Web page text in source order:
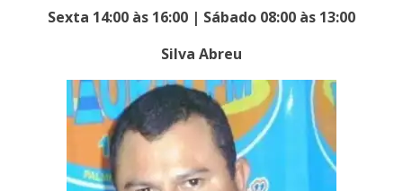
Sexta 14:00 às 16:00 | Sábado 08:00 às 13:00
Silva Abreu